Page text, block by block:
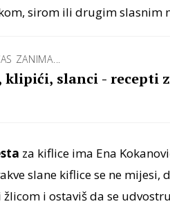
sirom ili drugim slasnim
ZANIMA...
klipići, slanci - recepti
za kiflice ima Ena
slane kiflice se ne mijesi,
i ostaviš da se